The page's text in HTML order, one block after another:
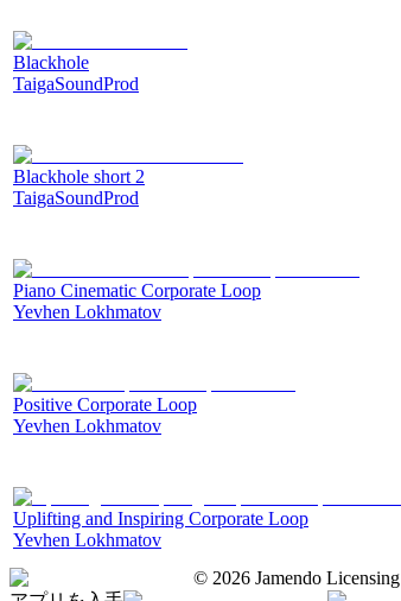
Blackhole
TaigaSoundProd
Blackhole short 2
TaigaSoundProd
Piano Cinematic Corporate Loop
Yevhen Lokhmatov
Positive Corporate Loop
Yevhen Lokhmatov
Uplifting and Inspiring Corporate Loop
Yevhen Lokhmatov
© 2026 Jamendo Licensing